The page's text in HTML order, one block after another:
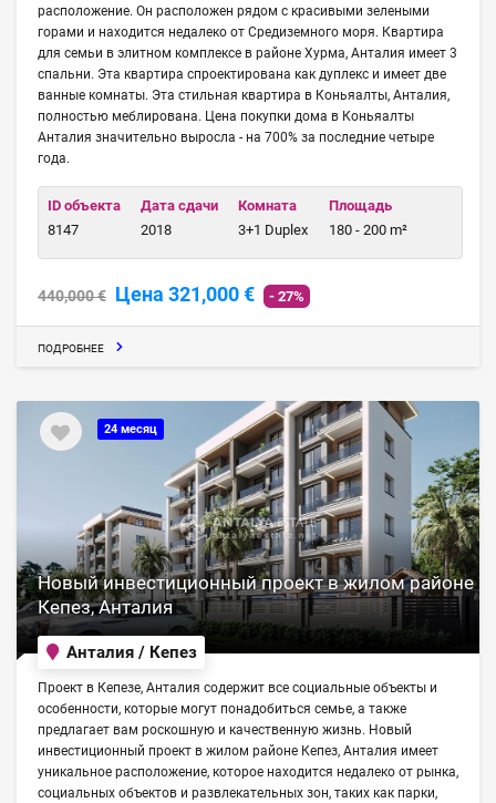
расположение. Он расположен рядом с красивыми зелеными
горами и находится недалеко от Средиземного моря. Квартира
для семьи в элитном комплексе в районе Хурма, Анталия имеет 3
спальни. Эта квартира спроектирована как дуплекс и имеет две
ванные комнаты. Эта стильная квартира в Коньяалты, Анталия,
полностью меблирована. Цена покупки дома в Коньяалты
Анталия значительно выросла - на 700% за последние четыре
года.
ID объекта
8147
Дата сдачи
2018
Комната
3+1 Duplex
Площадь
180 - 200 m²
440,000 € Цена 321,000 € - 27%
ПОДРОБНЕЕ
24 месяц
Новый инвестиционный проект в жилом районе
Кепез, Анталия
Анталия / Кепез
Проект в Кепезе, Анталия содержит все социальные объекты и
особенности, которые могут понадобиться семье, а также
предлагает вам роскошную и качественную жизнь. Новый
инвестиционный проект в жилом районе Кепез, Анталия имеет
уникальное расположение, которое находится недалеко от рынка,
социальных объектов и развлекательных зон, таких как парки,